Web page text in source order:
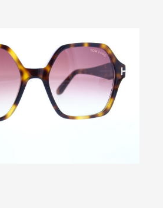
bril